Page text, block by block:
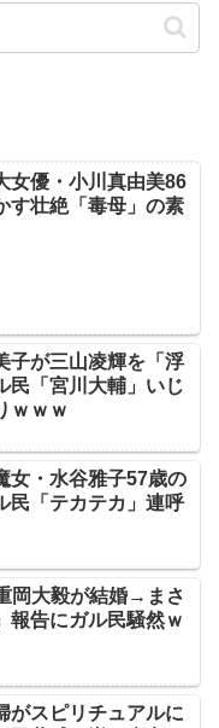
女優・小川真由美86
す壮絶「毒母」の素
子が三山凌輝を「浮
「宮川大輔」いじ
ｗｗｗ
女・水谷雅子57歳の
民「テカテカ」連呼
岡大毅が結婚→まさ
報告にガル民騒然ｗ
がスピリチュアルに